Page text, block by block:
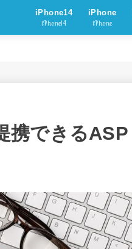
iPhone14
iPhone14
iPhone
iPhone
携できるASP